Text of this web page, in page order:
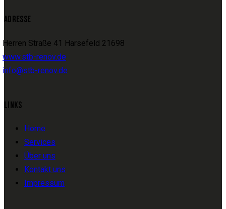
ADRESSE
Herren Straße 41 Harsefeld 21698
www.stb-renov.de
info@stb-renov.de
LINKS
Home
Services
Über uns
Kontakt uns
Impressum